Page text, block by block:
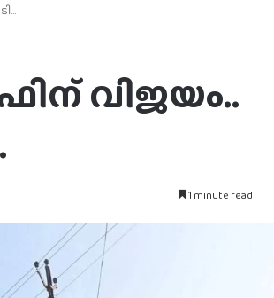
വിജയം..
1 minute read